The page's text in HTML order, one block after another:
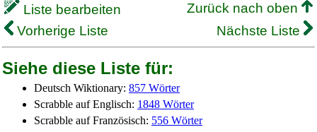
Liste bearbeiten
Zurück nach oben
Vorherige Liste
Nächste Liste
Siehe diese Liste für:
Deutsch Wiktionary: 857 Wörter
Scrabble auf Englisch: 1848 Wörter
Scrabble auf Französisch: 556 Wörter